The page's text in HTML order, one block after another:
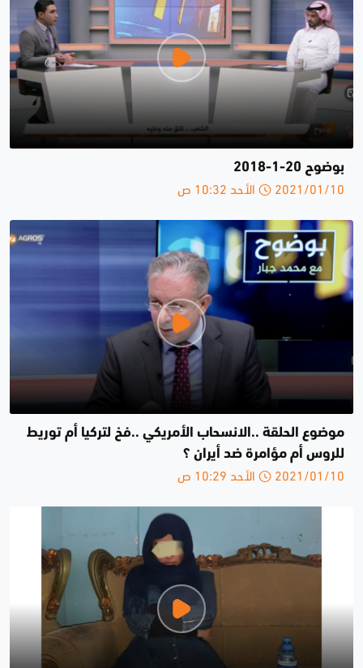
بوضوح 20-1-2018
2021/01/10 الأحد 10:32 ص
موضوع الحلقة ..الانسحاب الأمريكي ..فخ لتركيا أم توريط
للروس أم مؤامرة ضد أيران ؟
2021/01/10 الأحد 10:29 ص